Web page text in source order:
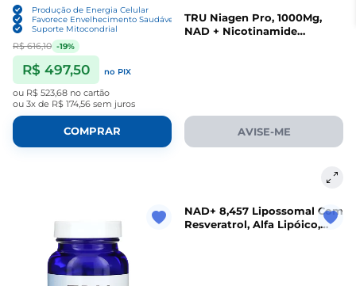
Produção de Energia Celular
Favorece Envelhecimento Saudável
Suporte Mitocondrial
R$ 616,10 -19%
R$ 497,50 no PIX
ou R$ 523,68 no cartão
ou 3x de R$ 174,56 sem juros
COMPRAR
TRU Niagen Pro, 1000Mg,
NAD + Nicotinamide
AVISE-ME
NAD+ 8,457 Lipossomal Com
Resveratrol, Alfa Lipóico,